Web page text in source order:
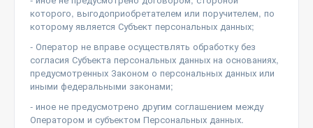
которого, выгодоприобретателем или поручителем, по
которому является Субъект персональных данных;
- Оператор не вправе осуществлять обработку без
согласия Субъекта персональных данных на основаниях,
предусмотренных Законом о персональных данных или
иными федеральными законами;
- иное не предусмотрено другим соглашением между
Оператором и субъектом Персональных данных.